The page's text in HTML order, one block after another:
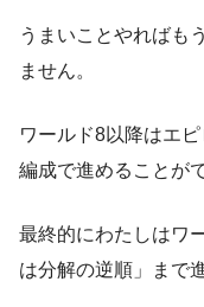
うまいことやればも
ません。
ワールド8以降はエ
編成で進めることが
最終的にわたしはワ
は分解の逆順」まで